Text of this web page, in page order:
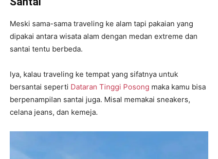
Meski sama-sama traveling ke alam tapi pakaian yang
dipakai antara wisata alam dengan medan extreme dan
santai tentu berbeda.
Iya, kalau traveling ke tempat yang sifatnya untuk
bersantai seperti Dataran Tinggi Posong maka kamu bisa
berpenampilan santai juga. Misal memakai sneakers,
celana jeans, dan kemeja.